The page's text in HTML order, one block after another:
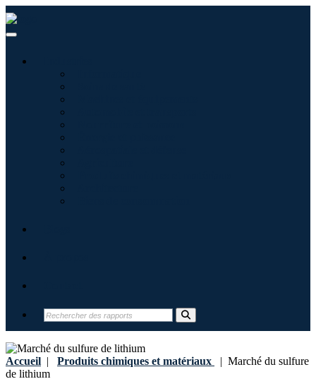
Accueil | Produits chimiques et matériaux | Marché du sulfure
de lithium